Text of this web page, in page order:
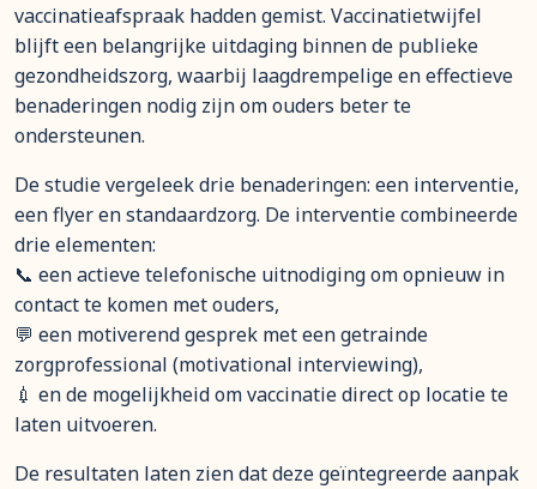
vaccinatieafspraak hadden gemist. Vaccinatietwijfel
blijft een belangrijke uitdaging binnen de publieke
gezondheidszorg, waarbij laagdrempelige en effectieve
benaderingen nodig zijn om ouders beter te
ondersteunen.
De studie vergeleek drie benaderingen: een interventie,
een flyer en standaardzorg. De interventie combineerde
drie elementen:
📞 een actieve telefonische uitnodiging om opnieuw in
contact te komen met ouders,
💬 een motiverend gesprek met een getrainde
zorgprofessional (motivational interviewing),
💉 en de mogelijkheid om vaccinatie direct op locatie te
laten uitvoeren.
De resultaten laten zien dat deze geïntegreerde aanpak